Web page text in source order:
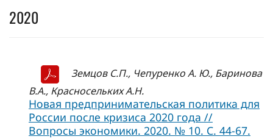
2020
Земцов С.П., Чепуренко А. Ю., Баринова
В.А., Красносельких А.Н.
Новая предпринимательская политика для
России после кризиса 2020 года //
Вопросы экономики. 2020. № 10. С. 44-67.